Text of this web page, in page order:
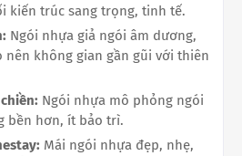
kiến trúc sang trọng, tinh tế.
Ngói nhựa giả ngói âm dương,
nên không gian gần gũi với thiên
Ngói nhựa mô phỏng ngói
bền hơn, ít bảo trì.
Mái ngói nhựa đẹp, nhẹ,